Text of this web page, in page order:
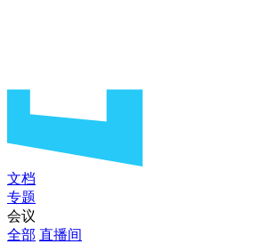
文档
专题
会议
全部 直播间